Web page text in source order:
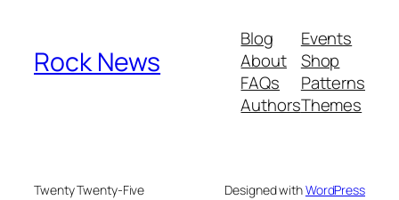
Rock News
Blog
About
FAQs
Authors
Events
Shop
Patterns
Themes
Twenty Twenty-Five Designed withWordPress